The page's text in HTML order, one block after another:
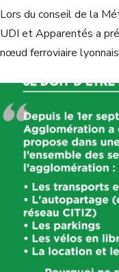
Lors du conseil de la
UDI et Apparentés a
nœud ferroviaire